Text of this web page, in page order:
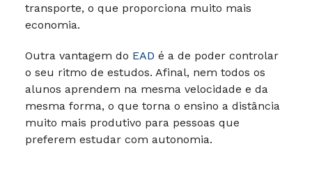
transporte, o que proporciona muito mais
economia.
Outra vantagem do EAD é a de poder controlar
o seu ritmo de estudos. Afinal, nem todos os
alunos aprendem na mesma velocidade e da
mesma forma, o que torna o ensino a distância
muito mais produtivo para pessoas que
preferem estudar com autonomia.